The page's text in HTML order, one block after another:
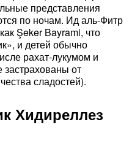
представления
по ночам. Ид аль-Фитр
Şeker Bayrami, что
и детей обычно
рахат-лукумом и
застрахованы от
сладостей).
Хидиреллез